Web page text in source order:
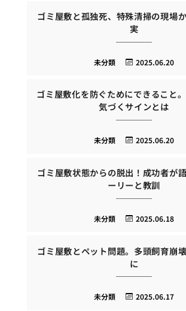
ゴミ屋敷と孤独死、特殊清掃の現場
実
2025.06.20
未分類
ゴミ屋敷化を防ぐためにできること
気づくサインとは
2025.06.20
未分類
ゴミ屋敷状態からの脱出！成功者が
ーリーと教訓
2025.06.18
未分類
ゴミ屋敷とペット問題。多頭飼育崩
に
2025.06.17
未分類